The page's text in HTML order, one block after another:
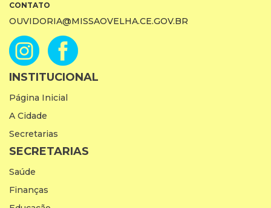
CONTATO
OUVIDORIA@MISSAOVELHA.CE.GOV.BR
INSTITUCIONAL
Página Inicial
A Cidade
Secretarias
SECRETARIAS
Saúde
Finanças